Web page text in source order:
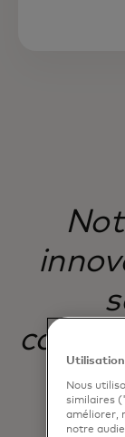
Nous
similaires
améliorer,
notre